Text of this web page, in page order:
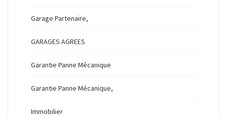
Garage Partenaire,
GARAGES AGREES
Garantie Panne Mécanique
Garantie Panne Mécanique,
Immobilier